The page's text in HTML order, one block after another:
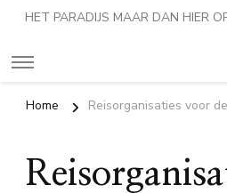
HET PARADIJS MAAR DAN HIER
Home Reisorganisaties voor